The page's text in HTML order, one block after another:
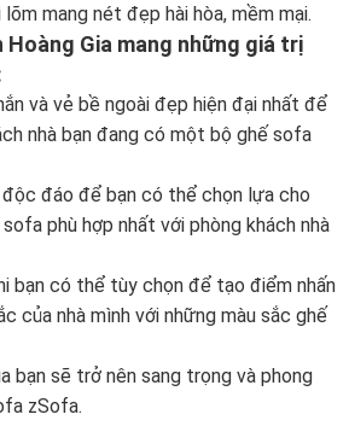
mang nét đẹp hài hòa, mềm mại.
Hoàng Gia mang những giá trị
và vẻ bề ngoài đẹp hiện đại nhất để
nhà bạn đang có một bộ ghế sofa
độc đáo để bạn có thể chọn lựa cho
phù hợp nhất với phòng khách nhà
bạn có thể tùy chọn để tạo điểm nhấn
của nhà mình với những màu sắc ghế
bạn sẽ trở nên sang trọng và phong
zSofa.